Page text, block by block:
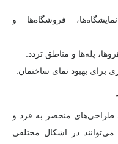
فروشگاه‌ها و
پله‌ها و مناطق تردد.
برای بهبود نمای ساختمان.
طراحی‌های منحصر به فرد و
در اشکال مختلفی